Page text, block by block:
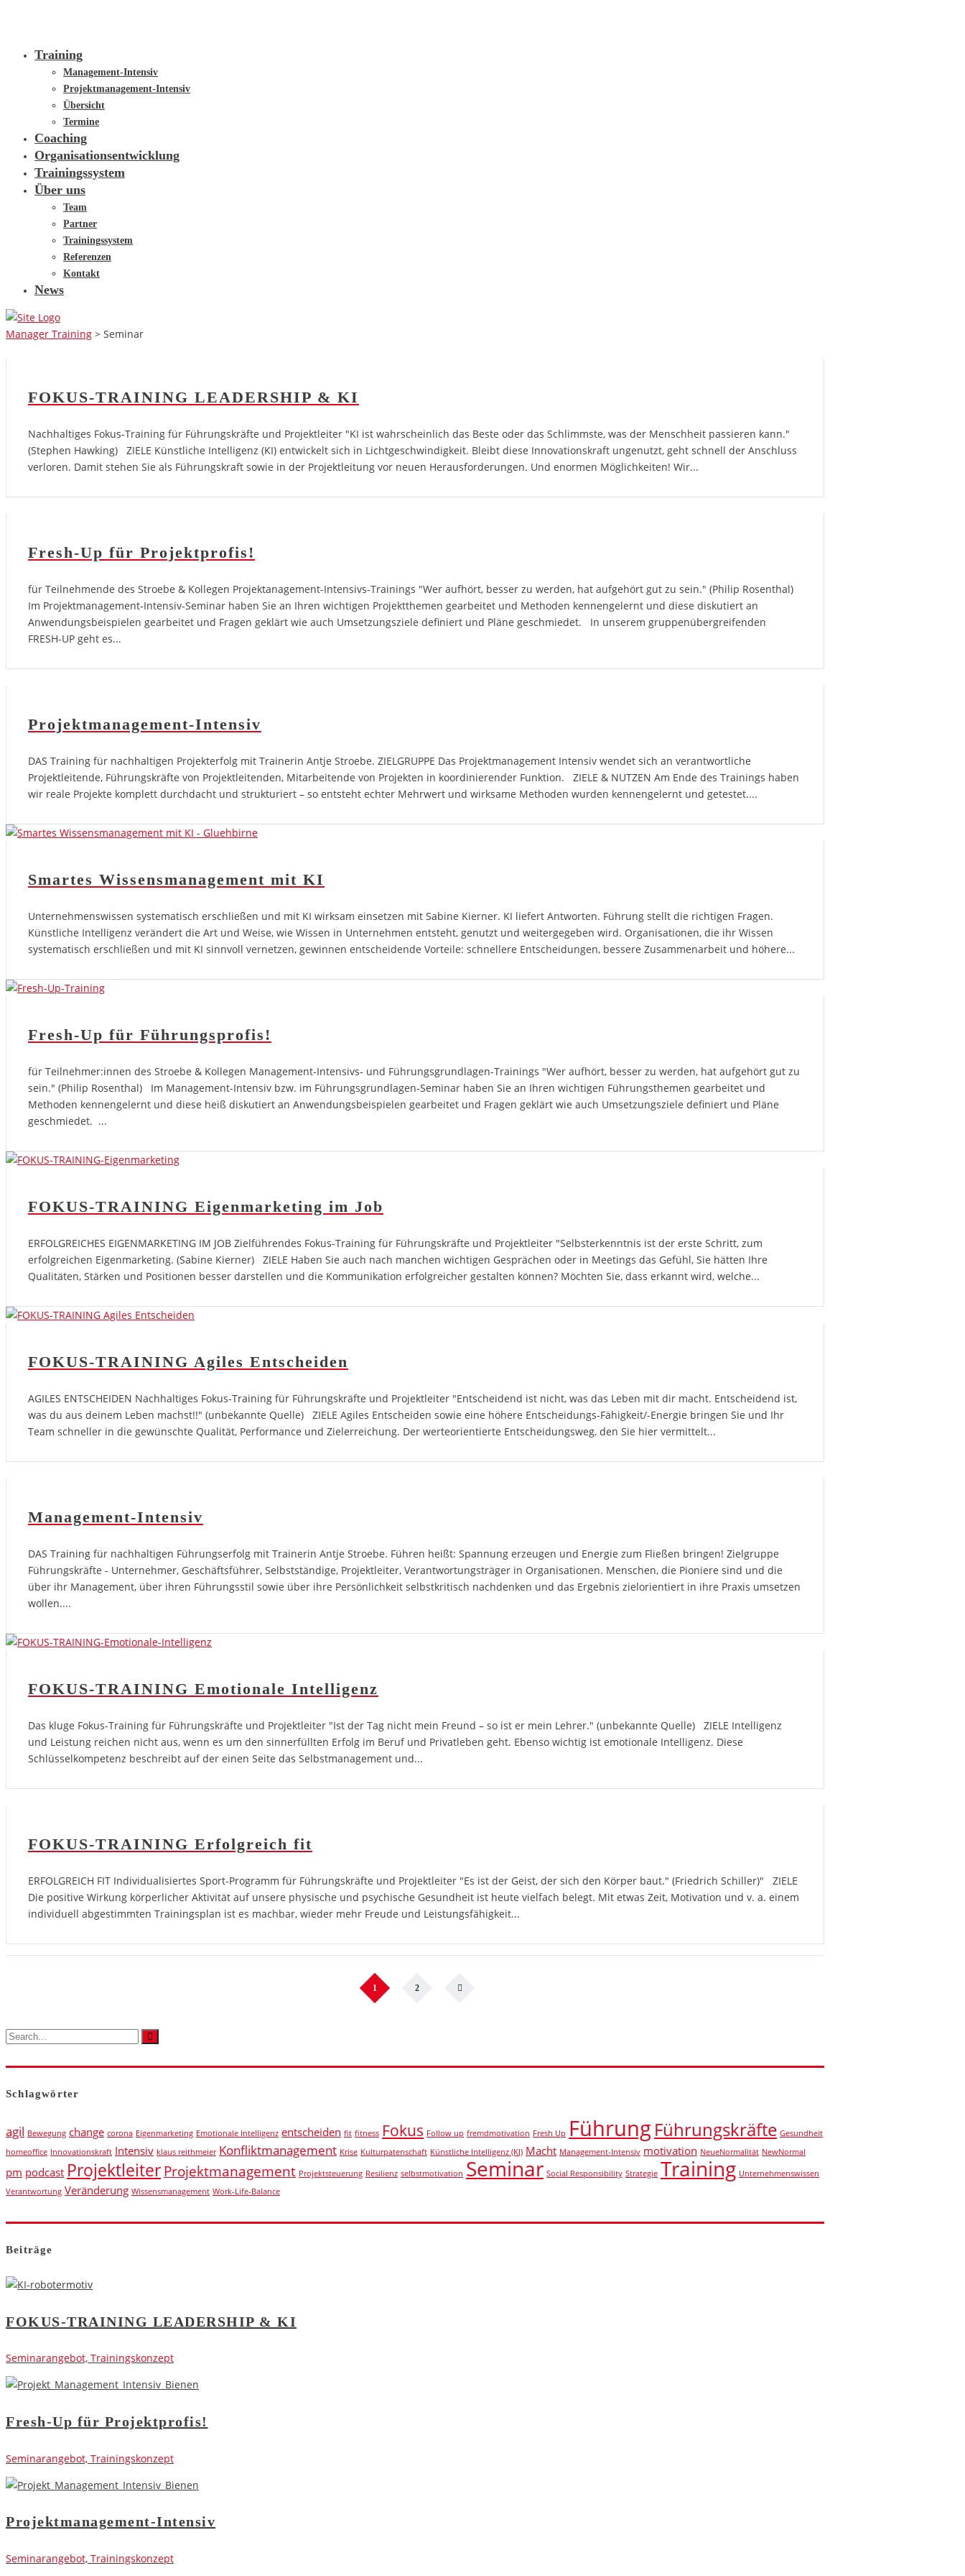
Training
Management-Intensiv
Projektmanagement-Intensiv
Übersicht
Termine
Coaching
Organisationsentwicklung
Trainingssystem
Über uns
Team
Partner
Trainingssystem
Referenzen
Kontakt
News
Manager Training > Seminar
FOKUS-TRAINING LEADERSHIP & KI
Nachhaltiges Fokus-Training für Führungskräfte und Projektleiter "KI ist wahrscheinlich das Beste oder das Schlimmste, was der Menschheit passieren kann."
(Stephen Hawking) ZIELE Künstliche Intelligenz (KI) entwickelt sich in Lichtgeschwindigkeit. Bleibt diese Innovationskraft ungenutzt, geht schnell der Anschluss
verloren. Damit stehen Sie als Führungskraft sowie in der Projektleitung vor neuen Herausforderungen. Und enormen Möglichkeiten! Wir...
Fresh-Up für Projektprofis!
für Teilnehmende des Stroebe & Kollegen Projektanagement-Intensivs-Trainings "Wer aufhört, besser zu werden, hat aufgehört gut zu sein." (Philip Rosenthal)
Im Projektmanagement-Intensiv-Seminar haben Sie an Ihren wichtigen Projektthemen gearbeitet und Methoden kennengelernt und diese diskutiert an
Anwendungsbeispielen gearbeitet und Fragen geklärt wie auch Umsetzungsziele definiert und Pläne geschmiedet. In unserem gruppenübergreifenden
FRESH-UP geht es...
Projektmanagement-Intensiv
DAS Training für nachhaltigen Projekterfolg mit Trainerin Antje Stroebe. ZIELGRUPPE Das Projektmanagement Intensiv wendet sich an verantwortliche
Projektleitende, Führungskräfte von Projektleitenden, Mitarbeitende von Projekten in koordinierender Funktion. ZIELE & NUTZEN Am Ende des Trainings haben
wir reale Projekte komplett durchdacht und strukturiert – so entsteht echter Mehrwert und wirksame Methoden wurden kennengelernt und getestet....
Smartes Wissensmanagement mit KI
Unternehmenswissen systematisch erschließen und mit KI wirksam einsetzen mit Sabine Kierner. KI liefert Antworten. Führung stellt die richtigen Fragen.
Künstliche Intelligenz verändert die Art und Weise, wie Wissen in Unternehmen entsteht, genutzt und weitergegeben wird. Organisationen, die ihr Wissen
systematisch erschließen und mit KI sinnvoll vernetzen, gewinnen entscheidende Vorteile: schnellere Entscheidungen, bessere Zusammenarbeit und höhere...
Fresh-Up für Führungsprofis!
für Teilnehmer:innen des Stroebe & Kollegen Management-Intensivs- und Führungsgrundlagen-Trainings "Wer aufhört, besser zu werden, hat aufgehört gut zu
sein." (Philip Rosenthal) Im Management-Intensiv bzw. im Führungsgrundlagen-Seminar haben Sie an Ihren wichtigen Führungsthemen gearbeitet und
Methoden kennengelernt und diese heiß diskutiert an Anwendungsbeispielen gearbeitet und Fragen geklärt wie auch Umsetzungsziele definiert und Pläne
geschmiedet. ...
FOKUS-TRAINING Eigenmarketing im Job
ERFOLGREICHES EIGENMARKETING IM JOB Zielführendes Fokus-Training für Führungskräfte und Projektleiter "Selbsterkenntnis ist der erste Schritt, zum
erfolgreichen Eigenmarketing. (Sabine Kierner) ZIELE Haben Sie auch nach manchen wichtigen Gesprächen oder in Meetings das Gefühl, Sie hätten Ihre
Qualitäten, Stärken und Positionen besser darstellen und die Kommunikation erfolgreicher gestalten können? Möchten Sie, dass erkannt wird, welche...
FOKUS-TRAINING Agiles Entscheiden
AGILES ENTSCHEIDEN Nachhaltiges Fokus-Training für Führungskräfte und Projektleiter "Entscheidend ist nicht, was das Leben mit dir macht. Entscheidend ist,
was du aus deinem Leben machst!!" (unbekannte Quelle) ZIELE Agiles Entscheiden sowie eine höhere Entscheidungs-Fähigkeit/-Energie bringen Sie und Ihr
Team schneller in die gewünschte Qualität, Performance und Zielerreichung. Der werteorientierte Entscheidungsweg, den Sie hier vermittelt...
Management-Intensiv
DAS Training für nachhaltigen Führungserfolg mit Trainerin Antje Stroebe. Führen heißt: Spannung erzeugen und Energie zum Fließen bringen! Zielgruppe
Führungskräfte - Unternehmer, Geschäftsführer, Selbstständige, Projektleiter, Verantwortungsträger in Organisationen. Menschen, die Pioniere sind und die
über ihr Management, über ihren Führungsstil sowie über ihre Persönlichkeit selbstkritisch nachdenken und das Ergebnis zielorientiert in ihre Praxis umsetzen
wollen....
FOKUS-TRAINING Emotionale Intelligenz
Das kluge Fokus-Training für Führungskräfte und Projektleiter "Ist der Tag nicht mein Freund – so ist er mein Lehrer." (unbekannte Quelle) ZIELE Intelligenz
und Leistung reichen nicht aus, wenn es um den sinnerfüllten Erfolg im Beruf und Privatleben geht. Ebenso wichtig ist emotionale Intelligenz. Diese
Schlüsselkompetenz beschreibt auf der einen Seite das Selbstmanagement und...
FOKUS-TRAINING Erfolgreich fit
ERFOLGREICH FIT Individualisiertes Sport-Programm für Führungskräfte und Projektleiter "Es ist der Geist, der sich den Körper baut." (Friedrich Schiller)" ZIELE
Die positive Wirkung körperlicher Aktivität auf unsere physische und psychische Gesundheit ist heute vielfach belegt. Mit etwas Zeit, Motivation und v. a. einem
individuell abgestimmten Trainingsplan ist es machbar, wieder mehr Freude und Leistungsfähigkeit...
1 2
Schlagwörter
agil Bewegung change corona Eigenmarketing Emotionale Intelligenz entscheiden fit fitness Fokus Follow up fremdmotivation Fresh Up FührungFührungskräfte Gesundheit
homeoffice Innovationskraft Intensiv klaus reithmeier Konfliktmanagement Krise Kulturpatenschaft Künstliche Intelligenz (KI) Macht Management-Intensiv motivation NeueNormalität NewNormal
pm podcast ProjektleiterProjektmanagement Projektsteuerung Resilienz selbstmotivation Seminar Social Responsibility Strategie Training Unternehmenswissen
Verantwortung Veränderung Wissensmanagement Work-Life-Balance
Beiträge
FOKUS-TRAINING LEADERSHIP & KI
Seminarangebot, Trainingskonzept
Fresh-Up für Projektprofis!
Seminarangebot, Trainingskonzept
Projektmanagement-Intensiv
Seminarangebot, Trainingskonzept